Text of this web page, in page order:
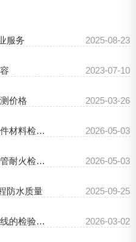
服务 2025-08-23
2023-07-10
价格 2025-03-26
● 钢管扣件材料检测要求 钢管扣件材料检测项目 2026-05-03
● 山西耐火风管检测办理 山西风管耐火检测机构 2026-05-03
防水质量 2025-09-25
● 锚索钢绞线检验项目 锚索钢绞线的检验规范 2026-03-02